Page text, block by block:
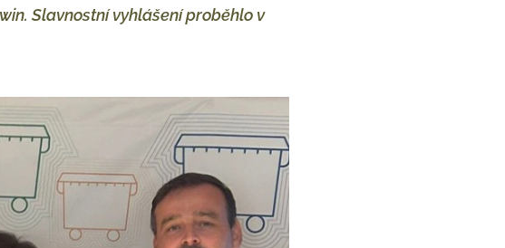
Slavnostní vyhlášení proběhlo v